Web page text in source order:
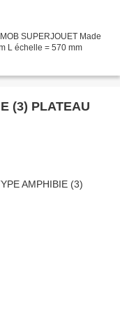
SUPERJOUET Made
L échelle = 570 mm
(3) PLATEAU